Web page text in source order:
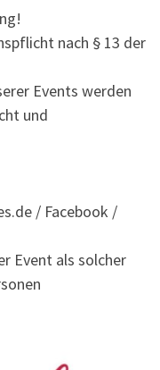
nach § 13 der
Events werden
und
/ Facebook /
Event als solcher